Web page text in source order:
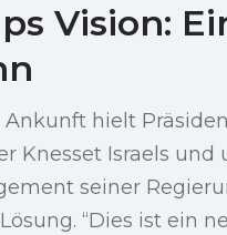
Vision:
Ankunft hielt
Knesset Israels und
seiner
“Dies ist ein